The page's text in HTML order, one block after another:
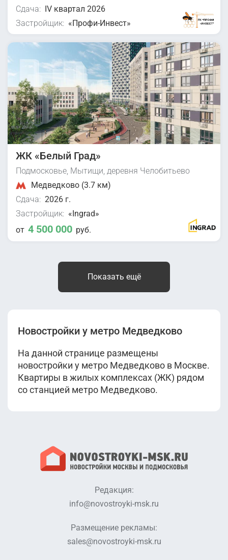
Сдача: IV квартал 2026
Застройщик: «Профи-Инвест»
ЖК «Белый Град»
Подмосковье, Мытищи, деревня Челобитьево
Медведково (3.7 км)
Сдача: 2026 г.
Застройщик: «Ingrad»
от 4 500 000 руб.
Показать ещё
Новостройки у метро Медведково
На данной странице размещены
новостройки у метро Медведково в Москве.
Квартиры в жилых комплексах (ЖК) рядом
со станцией метро Медведково.
Редакция:
info@novostroyki-msk.ru
Размещение рекламы:
sales@novostroyki-msk.ru